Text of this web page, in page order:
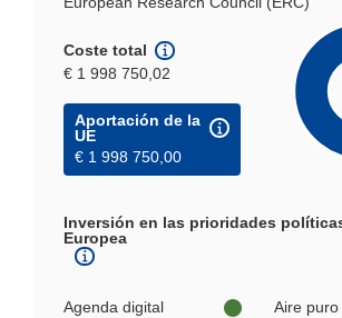
Coste total
€ 1 998 750,02
Aportación de la
UE
€ 1 998 750,00
Inversión en las prioridades
Europea
Agenda digital Aire puro